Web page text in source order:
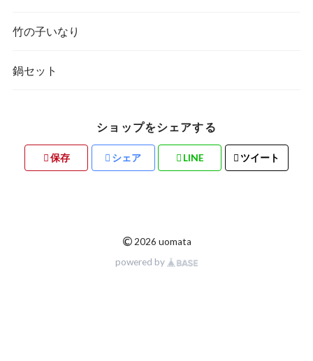
竹の子いなり
鍋セット
ショップをシェアする
保存 シェア LINE ツイート
©2026 uomata
powered by